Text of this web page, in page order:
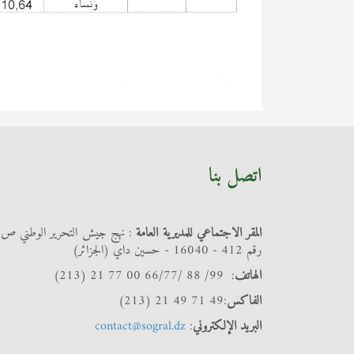
اتصل بنا
المقر الاجتماعي للمديرية العامة : نهج جيش التحرير
رقم 412 - 16040 - حسين داي (الجزائر)
الهاتف: 99/ 88 /66/77 00 77 21 (213)
الفاكس:49 71 49 21 (213)
البريد الإلكتروني:
contact@sogral.dz